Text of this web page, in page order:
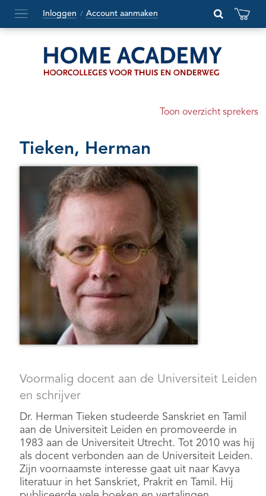
Hoofdmenu
openen
Inloggen / Account aanmaken
Toon overzicht sprekers
Tieken, Herman
Voormalig docent aan de Universiteit Leiden
en schrijver
Dr. Herman Tieken studeerde Sanskriet en Tamil
aan de Universiteit Leiden en promoveerde in
1983 aan de Universiteit Utrecht. Tot 2010 was hij
als docent verbonden aan de Universiteit Leiden.
Zijn voornaamste interesse gaat uit naar Kavya
literatuur in het Sanskriet, Prakrit en Tamil. Hij